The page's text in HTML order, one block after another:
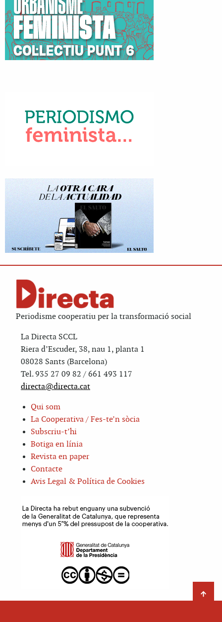
Periodisme cooperatiu per la transformació social
La Directa SCCL
Riera d’Escuder, 38, nau 1, planta 1
08028 Sants (Barcelona)
Tel. 935 27 09 82 / 661 493 117
directa@directa.cat
Qui som
La Cooperativa / Fes-te’n sòcia
Subscriu-t’hi
Botiga en línia
Revista en paper
Contacte
Avis Legal & Política de Cookies